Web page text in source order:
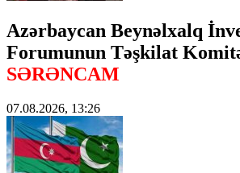
Azərbaycan Beynəlxalq
Forumunun Təşkilat
SƏRƏNCAM
07.08.2026, 13:26